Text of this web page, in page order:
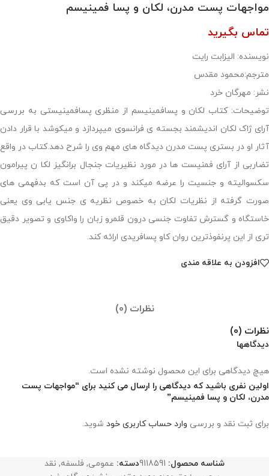
مواجهات پست مدرن، لکان و پسا فمینیسم
تماس بگیرید
نویسنده: الیزابت رایت
مترجم:محمود مقدس
نشر: مهرگان خرد
توضیحات: کتاب لکان و پسافمینیسم از منظری پسافمینیستی به بررسی
آرای ژاک لکان اندیشمند بجسته ی فرانسوی میپردازد و میکوشد با قرار دادن
آثار او در بستری پست مدرن دیدگاه های مهم وی را شرح دهد.کتاب در واقع
تضاربی از آرای فمنیست ها در مورد نظیریات جنجال برانگیز لکا ن پیرامون
سکسوالیته و جنسیت را عرضه میکند و در پی آن است که بدفهمی های
صورت گرفته از نظریات لکان به خصوص نظریه ی جنس یابی وی یعنی
خاستگاه و گسترش تفاوت جنسی درون قلمرو زبان را واکاوی و تصویر دقیق
تری از این پرنفوذترین روان کاو پسافریدی ارائه کند.
افزودن به علاقه مندی
نظرات (0)
نظرات (0)
دیدگاهها
هیچ دیدگاهی برای این محصول نوشته نشده است.
اولین نفری باشید که دیدگاهی را ارسال می کنید برای “مواجهات پست
مدرن، لکان و پسا فمینیسم”
برای ثبت نقد و بررسی وارد حساب کاربری خود شوید.
شناسه محصول: 9118591دسته: عمومی, فلسفه, نقد